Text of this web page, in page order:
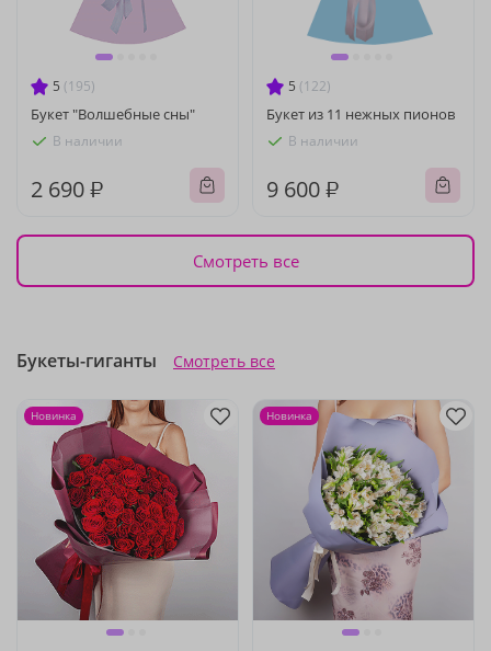
5 (195)
Букет "Волшебные сны"
В наличии
2 690 ₽
5 (122)
Букет из 11 нежных пионов
В наличии
9 600 ₽
Смотреть все
Букеты-гиганты Смотреть все
Новинка Новинка